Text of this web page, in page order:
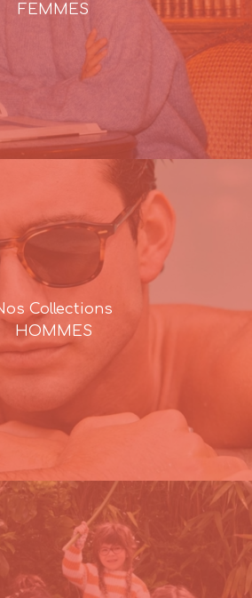
FEMMES
Collections
HOMMES